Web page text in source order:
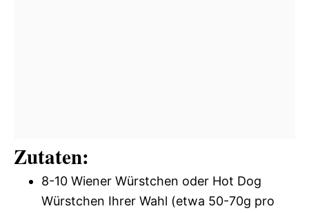
Zutaten:
8-10 Wiener Würstchen oder Hot Dog
Würstchen Ihrer Wahl (etwa 50-70g pro